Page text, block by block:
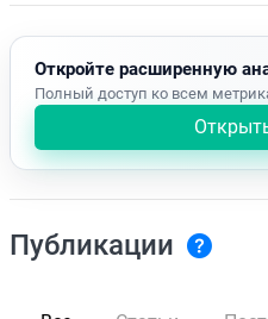
Откройте расширенную
Полный доступ ко всем
Публикации